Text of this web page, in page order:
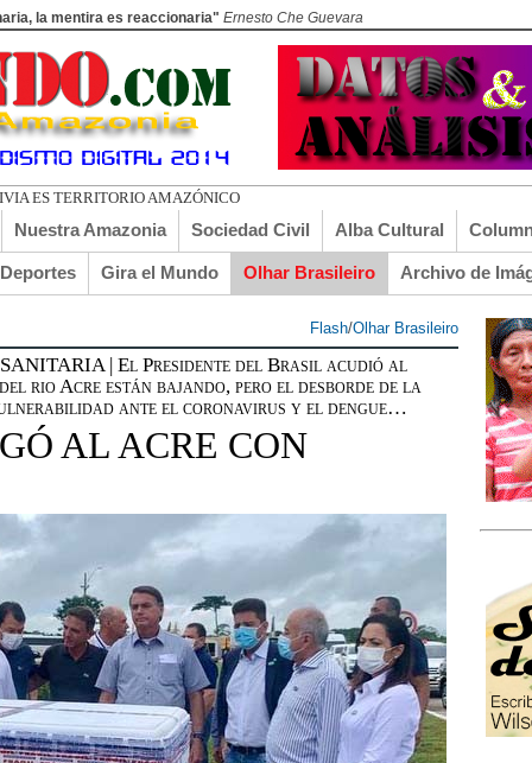
la mentira es reaccionaria" Ernesto Che Guevara
EL TURI TORRICO
Nuestra Amazonia Sociedad Civil Alba Cultural
Gira el Mundo Olhar Brasileiro Archivo de
Flash/Olhar Brasileiro
| El Presidente del Brasil acudió al
rio Acre están bajando, pero el desborde de la
ante el coronavirus y el dengue…
AL ACRE CON